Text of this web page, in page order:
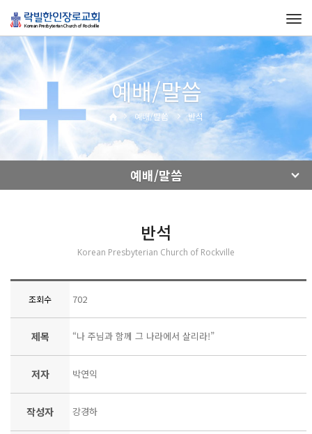
예배/말씀
예배/말씀 반석
예배/말씀
반석
Korean Presbyterian Church of Rockville
조회수 702
제목 “나 주님과 함께 그 나라에서 살리라!”
저자 박연익
작성자 강경하